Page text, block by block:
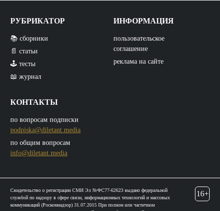
РУБРИКАТОР
📚 сборники
📄 статьи
🕹️ тесты
📖 журнал
КОНТАКТЫ
по вопросам подписки
podpiska@diletant.media
по общим вопросам
info@diletant.media
ИНФОРМАЦИЯ
пользовательское
соглашение
реклама на сайте
Свидетельство о регистрации СМИ Эл №ФС77-62623 выдано федеральной
службой по надзору в сфере связи, информационных технологий и массовых
коммуникаций (Роскомнадзор) 31.07.2015 При полном или частичном
16+